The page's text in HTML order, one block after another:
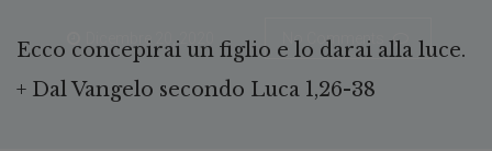
Dicembre 20, 2020 No Comments
Ecco concepirai un figlio e lo darai alla luce.
+ Dal Vangelo secondo Luca 1,26-38